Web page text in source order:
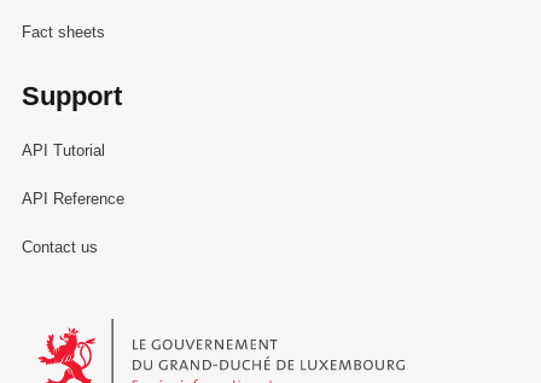
Fact sheets
Support
API Tutorial
API Reference
Contact us
Le Gouvernement du Grand-Duché de Luxembourg - Service